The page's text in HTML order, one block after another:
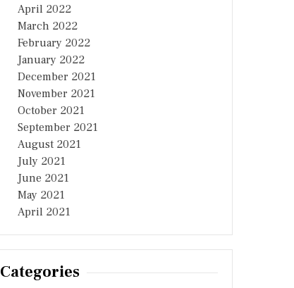
April 2022
March 2022
February 2022
January 2022
December 2021
November 2021
October 2021
September 2021
August 2021
July 2021
June 2021
May 2021
April 2021
Categories